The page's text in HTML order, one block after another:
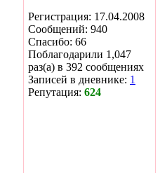
Регистрация: 17.04.2008
Сообщений: 940
Спасибо: 66
Поблагодарили 1,047
раз(а) в 392 сообщениях
Записей в дневнике: 1
Репутация: 624